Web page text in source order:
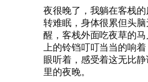
夜很晚了，我躺在客栈
转难眠，身体很累但头
醒，客栈外面吃夜草的
上的铃铛叮叮当当的响
眼听着，感受着这无比
里的夜晚。